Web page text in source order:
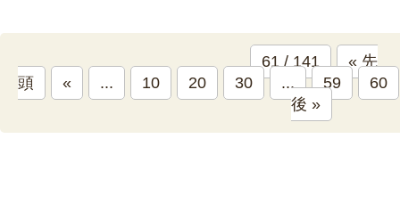
61 / 141
« 先
頭
« ... 10 20 30 ... 59
60
後 »